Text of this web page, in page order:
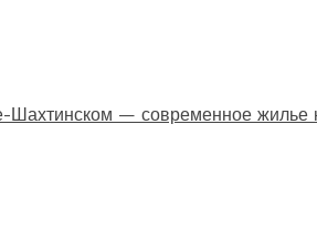
Шахтинском — современное жилье